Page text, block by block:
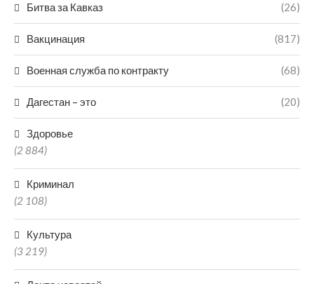
Битва за Кавказ (26)
Вакцинация (817)
Военная служба по контракту (68)
Дагестан – это (20)
Здоровье
(2 884)
Криминал
(2 108)
Культура
(3 219)